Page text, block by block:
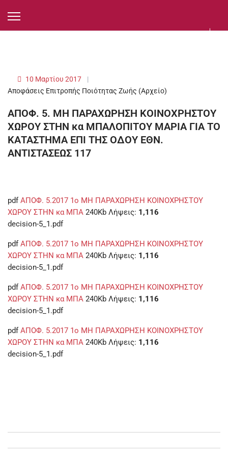
Αποφάσεις Επιτροπής Ποιότητας Ζωής (Αρχείο)
10 Μαρτίου 2017
ΑΠΟΦ. 5. ΜΗ ΠΑΡΑΧΩΡΗΣΗ ΚΟΙΝΟΧΡΗΣΤΟΥ
ΧΩΡΟΥ ΣΤΗΝ κα ΜΠΑΛΟΠΙΤΟΥ ΜΑΡΙΑ ΓΙΑ ΤΟ
ΚΑΤΑΣΤΗΜΑ ΕΠΙ ΤΗΣ ΟΔΟΥ ΕΘΝ.
ΑΝΤΙΣΤΑΣΕΩΣ 117
pdf ΑΠΟΦ. 5.2017 1ο ΜΗ ΠΑΡΑΧΩΡΗΣΗ ΚΟΙΝΟΧΡΗΣΤΟΥ
ΧΩΡΟΥ ΣΤΗΝ κα ΜΠΑ 240Kb Λήψεις: 1,116
decision-5_1.pdf
pdf ΑΠΟΦ. 5.2017 1ο ΜΗ ΠΑΡΑΧΩΡΗΣΗ ΚΟΙΝΟΧΡΗΣΤΟΥ
ΧΩΡΟΥ ΣΤΗΝ κα ΜΠΑ 240Kb Λήψεις: 1,116
decision-5_1.pdf
pdf ΑΠΟΦ. 5.2017 1ο ΜΗ ΠΑΡΑΧΩΡΗΣΗ ΚΟΙΝΟΧΡΗΣΤΟΥ
ΧΩΡΟΥ ΣΤΗΝ κα ΜΠΑ 240Kb Λήψεις: 1,116
decision-5_1.pdf
pdf ΑΠΟΦ. 5.2017 1ο ΜΗ ΠΑΡΑΧΩΡΗΣΗ ΚΟΙΝΟΧΡΗΣΤΟΥ
ΧΩΡΟΥ ΣΤΗΝ κα ΜΠΑ 240Kb Λήψεις: 1,116
decision-5_1.pdf